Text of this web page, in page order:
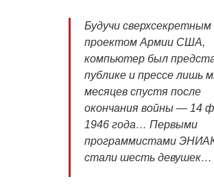
Будучи сверхсекретным
проектом Армии США,
компьютер был
публике и прессе лишь
месяцев спустя после
окончания войны — 14
1946 года… Первыми
программистами
стали шесть девушек…